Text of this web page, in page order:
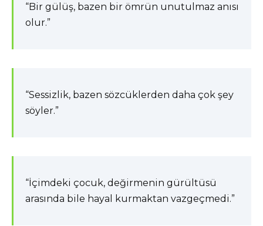
“Bir gülüş, bazen bir ömrün unutulmaz anısı
olur.”
“Sessizlik, bazen sözcüklerden daha çok şey
söyler.”
“İçimdeki çocuk, değirmenin gürültüsü
arasında bile hayal kurmaktan vazgeçmedi.”